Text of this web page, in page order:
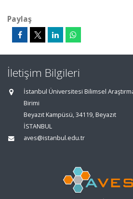
Paylaş
İletişim Bilgileri
İstanbul Üniversitesi Bilimsel
Birimi
Beyazıt Kampüsü, 34119, Beyazıt
İSTANBUL
aves@istanbul.edu.tr